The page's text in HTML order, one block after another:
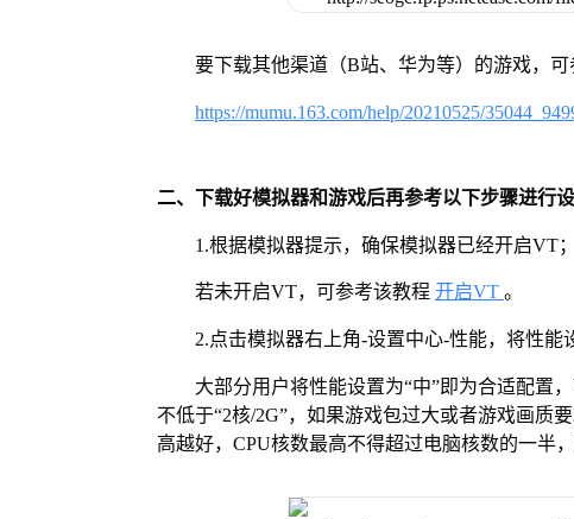
要下载其他渠道（B站、华为等）的游戏，可
https://mumu.163.com/help/20210525/
二、下载好模拟器和游戏后再参考以下步骤进行设
1.根据模拟器提示，确保模拟器已经开启VT；
若未开启VT，可参考该教程 开启VT 。
2.点击模拟器右上角-设置中心-性能，将性能
大部分用户将性能设置为“中”即为合适配置
不低于“2核/2G”，如果游戏包过大或者游戏画质
高越好，CPU核数最高不得超过电脑核数的一半